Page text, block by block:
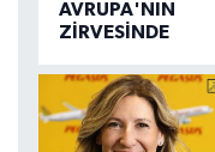
AVRUPA'NIN
ZİRVESİNDE